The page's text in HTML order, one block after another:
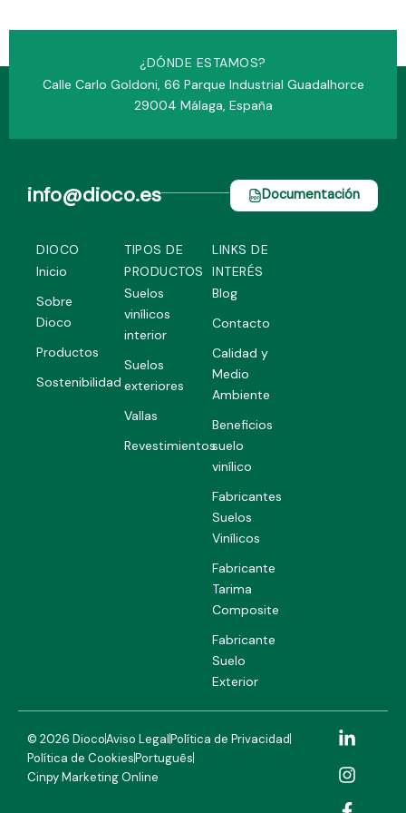
¿DÓNDE ESTAMOS?
Calle Carlo Goldoni, 66 Parque Industrial Guadalhorce
29004 Málaga, España
info@dioco.es Documentación
DIOCO
Inicio
Sobre
Dioco
Productos
Sostenibilidad
TIPOS DE
PRODUCTOS
Suelos
vinílicos
interior
Suelos
exteriores
Vallas
Revestimientos
LINKS DE
INTERÉS
Blog
Contacto
Calidad y
Medio
Ambiente
Beneficios
suelo
vinílico
Fabricantes
Suelos
Vinílicos
Fabricante
Tarima
Composite
Fabricante
Suelo
Exterior
© 2026 DiocoAviso LegalPolítica de Privacidad
Política de CookiesPortuguês
Cinpy Marketing Online
L
i
n
k
e
I
n
s
t
a
F
a
c
e
b